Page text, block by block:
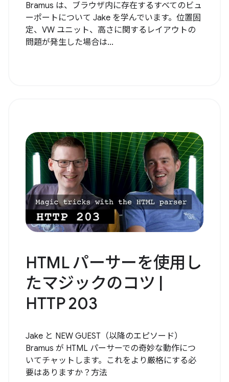
Bramus は、ブラウザ内に存在するすべてのビュ
ーポートについて Jake を学んでいます。位置固
定、VW ユニット、高さに関するレイアウトの
問題が発生した場合は...
HTML パーサーを使用し
たマジックのコツ |
HTTP 203
Jake と NEW GUEST（以降のエピソード）
Bramus が HTML パーサーでの奇妙な動作につ
いてチャットします。これをより厳格にする必
要はありますか？方法